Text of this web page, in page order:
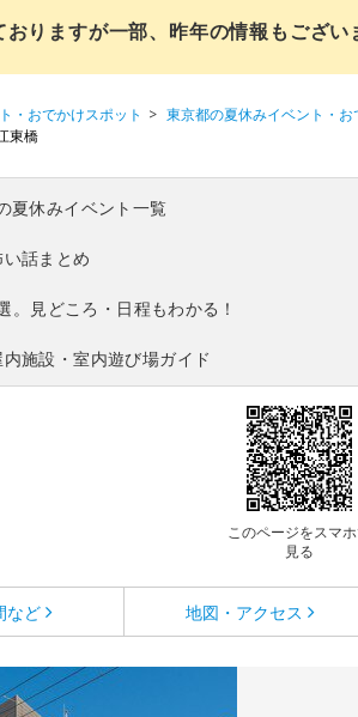
りますが一部、昨年の情報もござい
・おでかけスポット
東京都の夏休みイベント・お
東橋
夏休みイベント一覧
話まとめ
。見どころ・日程もわかる！
施設・室内遊び場ガイド
このページをスマ
見る
など 地図・アクセス